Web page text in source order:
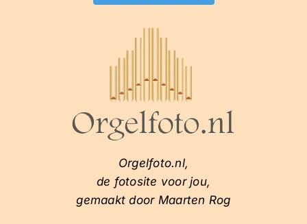
Orgelfoto.nl,
de fotosite voor jou,
gemaakt door Maarten Rog